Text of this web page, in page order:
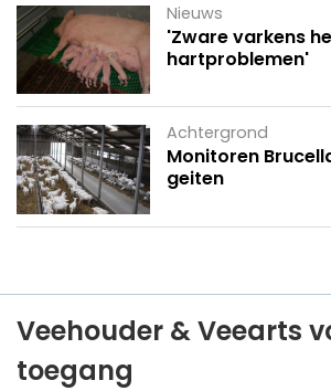
Nieuws
'Zware varkens
hartproblemen'
Achtergrond
Monitoren
geiten
Veehouder & Veearts
toegang